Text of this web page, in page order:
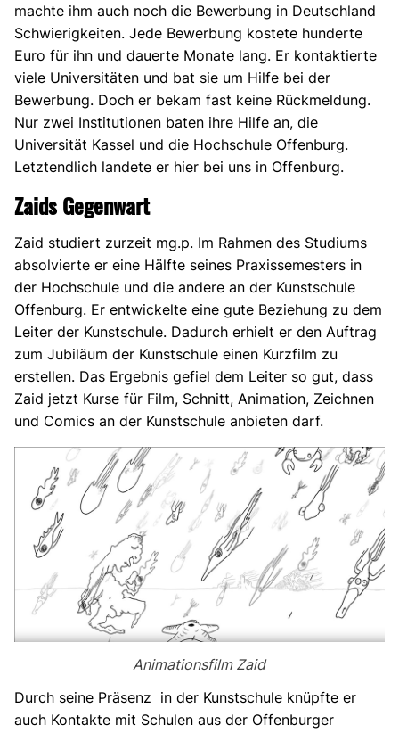
machte ihm auch noch die Bewerbung in Deutschland
Schwierigkeiten. Jede Bewerbung kostete hunderte
Euro für ihn und dauerte Monate lang. Er kontaktierte
viele Universitäten und bat sie um Hilfe bei der
Bewerbung. Doch er bekam fast keine Rückmeldung.
Nur zwei Institutionen baten ihre Hilfe an, die
Universität Kassel und die Hochschule Offenburg.
Letztendlich landete er hier bei uns in Offenburg.
Zaids Gegenwart
Zaid studiert zurzeit mg.p. Im Rahmen des Studiums
absolvierte er eine Hälfte seines Praxissemesters in
der Hochschule und die andere an der Kunstschule
Offenburg. Er entwickelte eine gute Beziehung zu dem
Leiter der Kunstschule. Dadurch erhielt er den Auftrag
zum Jubiläum der Kunstschule einen Kurzfilm zu
erstellen. Das Ergebnis gefiel dem Leiter so gut, dass
Zaid jetzt Kurse für Film, Schnitt, Animation, Zeichnen
und Comics an der Kunstschule anbieten darf.
Animationsfilm Zaid
Durch seine Präsenz in der Kunstschule knüpfte er
auch Kontakte mit Schulen aus der Offenburger